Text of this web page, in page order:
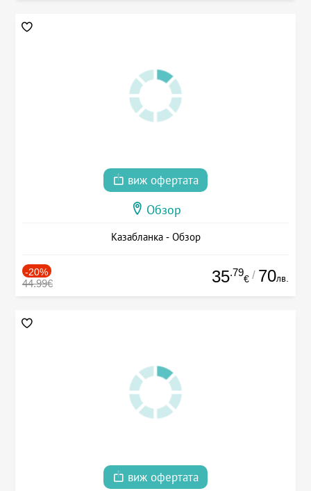
виж офертата
Обзор
Казабланка - Обзор
-20%
44.99€ 35.79
€ / 70лв.
виж офертата